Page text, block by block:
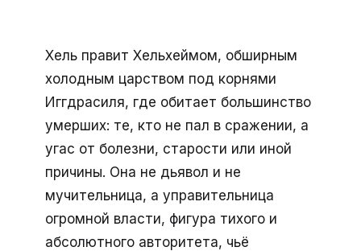
Хель правит Хельхеймом, обширным
холодным царством под корнями
Иггдрасиля, где обитает большинство
умерших: те, кто не пал в сражении, а
угас от болезни, старости или иной
причины. Она не дьявол и не
мучительница, а управительница
огромной власти, фигура тихого и
абсолютного авторитета, чьё